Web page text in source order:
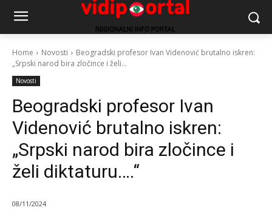
Home Novosti
Beogradski profesor Ivan Videnović brutalno iskren:
„Srpski narod bira zločince i želi...
Novosti
Beogradski profesor Ivan
Videnović brutalno iskren:
„Srpski narod bira zločince i
želi diktaturu….“
08/11/2024